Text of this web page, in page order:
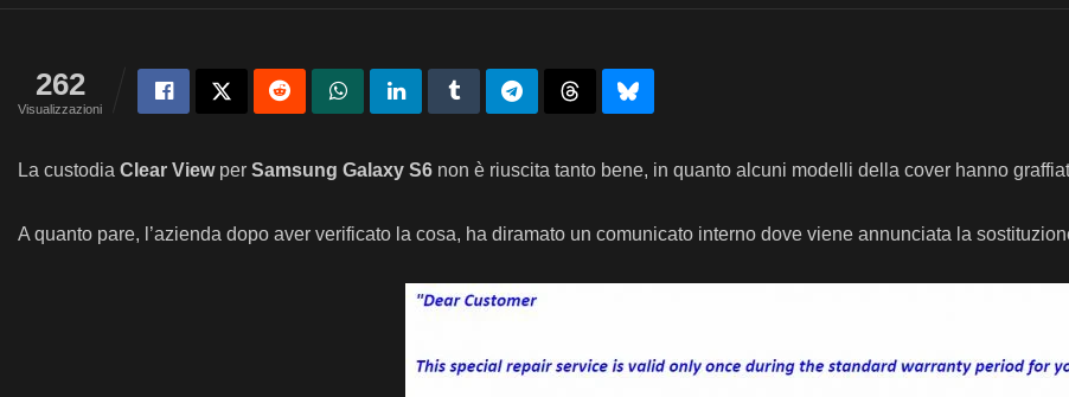
262
Visualizzazioni
La custodia Clear Viewper Samsung Galaxy S6 non è riuscita tanto bene, in quanto alcuni modelli della cover hanno
A quanto pare, l’azienda dopo aver verificato la cosa, ha diramato un comunicato interno dove viene annunciata la